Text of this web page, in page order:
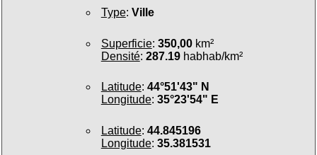
Type: Ville
Superficie: 350,00km²
Densité: 287.19habhab/km²
Latitude: 44°51'43" N
Longitude: 35°23'54" E
Latitude: 44.845196
Longitude: 35.381531